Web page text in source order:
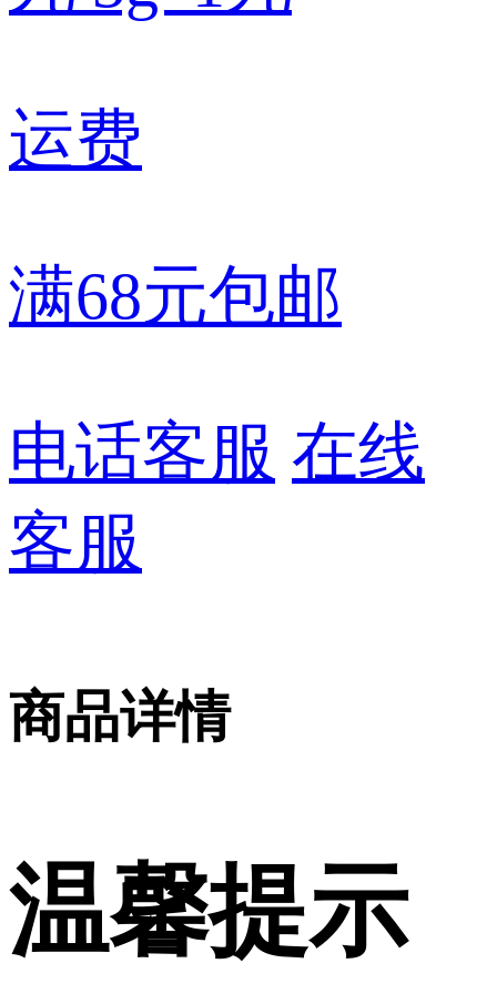
运费
满68元包邮
电话客服 在线
客服
商品详情
温馨提示